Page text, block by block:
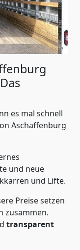
es mal schnell
Aschaffenburg
und neue
und Lifte.
Preise setzen
zusammen.
transparent